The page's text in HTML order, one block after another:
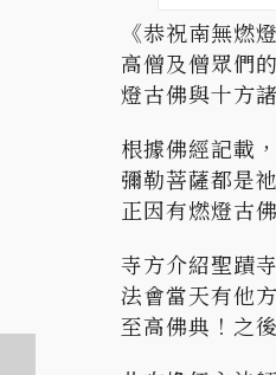
《恭祝南無燃
高僧及僧眾們
燈古佛與十方
根據佛經記載
彌勒菩薩都是
正因有燃燈古
寺方介紹聖蹟
法會當天有他
至高佛典！之